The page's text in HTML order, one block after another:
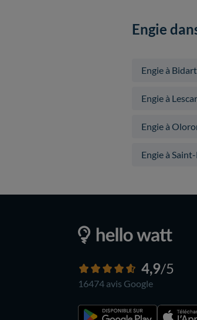
Engie
Engie à Bidart
Engie à Lescar
Engie à
Engie à
4,9/5
16474 avis Google